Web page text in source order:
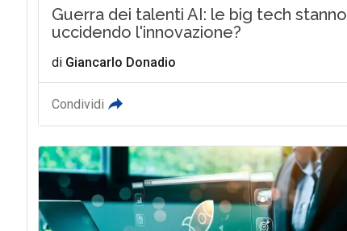
Guerra dei talenti AI: le big tech stanno
uccidendo l'innovazione?
di Giancarlo Donadio
Condividi